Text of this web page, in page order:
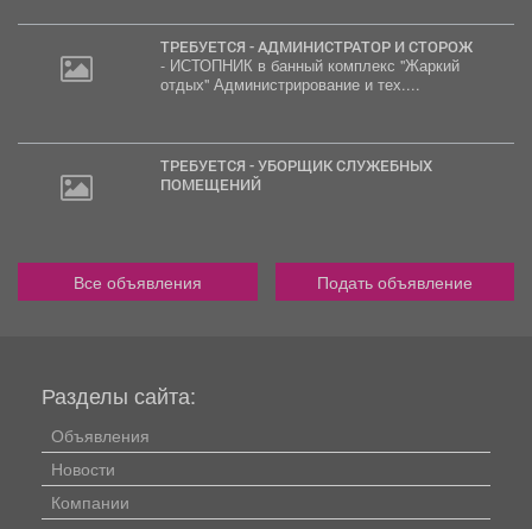
ТРЕБУЕТСЯ - АДМИНИСТРАТОР И СТОРОЖ
- ИСТОПНИК в банный комплекс "Жаркий
отдых" Администрирование и тех....
ТРЕБУЕТСЯ - УБОРЩИК СЛУЖЕБНЫХ
ПОМЕЩЕНИЙ
Все объявления Подать объявление
Разделы сайта:
Объявления
Новости
Компании